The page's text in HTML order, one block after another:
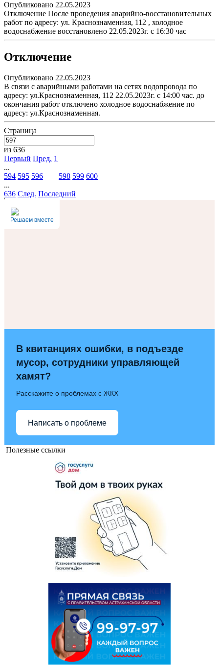
Опубликовано 22.05.2023
Отключение После проведения аварийно-восстановительных
работ по адресу: ул. Краснознаменная, 112 , холодное
водоснабжение восстановлено 22.05.2023г. с 16:30 час
Отключение
Опубликовано 22.05.2023
В связи с аварийными работами на сетях водопровода по
адресу: ул.Краснознаменная, 112 22.05.2023г. с 14:00 час. до
окончания работ отключено холодное водоснабжение по
адресу: ул.Краснознаменная.
Страница
из 636
Первый Пред. 1
...
594 595 596 598 599 600
...
636 След. Последний
Решаем вместе
В квитанциях ошибки, в подъезде
мусор, сотрудники управляющей
хамят?
Расскажите о проблемах с ЖКХ
Написать о проблеме
Полезные ссылки